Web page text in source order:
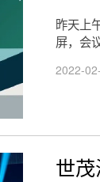
昨天上
屏，会
2022-
世